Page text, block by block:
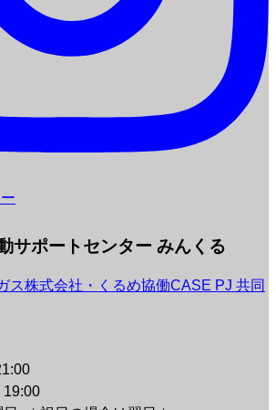
サポートセンター みんくる
ス株式会社・くるめ協働CASE PJ 共同
19:00